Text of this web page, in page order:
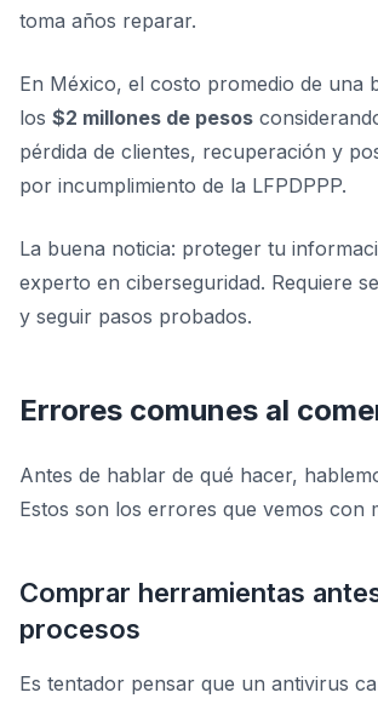
toma años reparar.
En México, el costo promedio de una
los $2 millones de pesos
pérdida de clientes, recuperación y
por incumplimiento de la LFPDPPP.
La buena noticia: proteger tu
experto en ciberseguridad. Requiere
y seguir pasos probados.
Errores comunes al
Antes de hablar de qué hacer,
Estos son los errores que vemos con
Comprar herramientas
procesos
Es tentador pensar que un antivirus